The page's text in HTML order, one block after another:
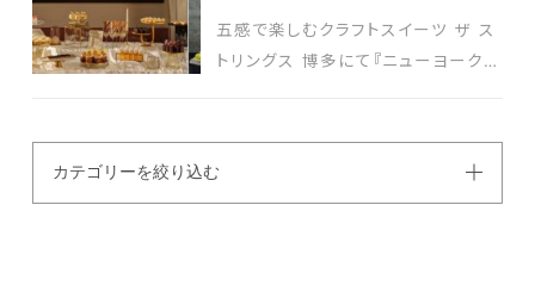
ォーム発表
五感で楽しむクラフトスイーツ ザ ス
トリングス 博多にて『ニューヨークス
カテゴリーを絞り込む